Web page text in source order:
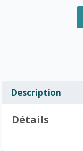
Description
Détails